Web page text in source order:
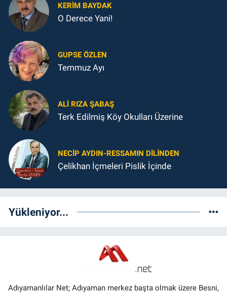
KERIM BAYDAK
O Derece Yani!
GUPSE ÖZLEN
Temmuz Ayı
ALI RIZA ŞABAŞ
Terk Edilmiş Köy Okulları Üzerine
NECIP AYDIN-RESSAMIN DILINDEN
Çelikhan İçmeleri Pislik İçinde
Yükleniyor...
Adıyamanlılar Net; Adıyaman merkez başta olmak üzere Besni,